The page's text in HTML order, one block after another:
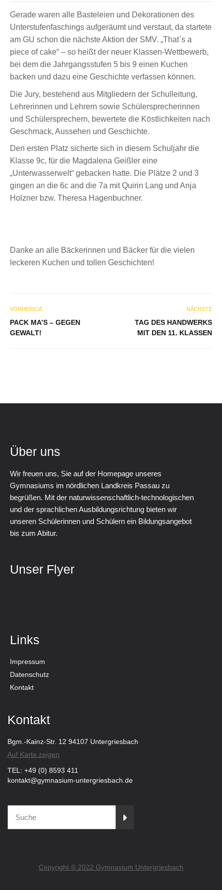
Gerade waren alle Basteleien und Dekorationen des
Unterstufenfaschings aufgeräumt und verstaut, da startete
am GU schon die nächste Aktion der SMV. „That`s a
piece of cake“ – so heißt der neuer Klassen-Wettbewerb,
bei dem die Jahrgangsstufen 5 bis 9 einen Kuchen
backen und dazu eine Geschichte verfassen können.
Die Jury, bestehend aus Mitgliedern der Schulleitung,
Lehrerinnen und Lehrern sowie Schülersprecherinnen
und Schülersprechern, bewertete die Köstlichkeiten nach
Geschmack, Aussehen und Geschichte.
Den ersten Platz sicherte sich in diesem Schuljahr die
Klasse 9c, für die Magdalena Geißler eine
„Unterwasserwelt“ gebacken hatte. Die Plätze 2 und 3
gingen an die 6c and die 7a mit Quirin Lang und Anja
Holzner bzw. Theresa Hagenbuchner.
Danke an alle Bäckerinnen und Bäcker für die vielen
leckeren Kuchen und tollen Geschichten!
VORHERIGE
PACK MA’S – GEGEN
GEWALT!
NÄCHSTE
TAG DES HANDWERKS
MIT DEN 11. KLASSEN
Über uns
Wir freuen uns, Sie auf der Homepage unseres
Gymnasiums im nördlichen Landkreis Passau zu
begrüßen. Mit der naturwissenschaftlich-technologischen
und der sprachlichen Ausbildungsrichtung bieten wir
unseren Schülerinnen und Schülern ein Bildungsangebot
bis zum Abitur.
Unser Flyer
Links
Impressum
Datenschutz
Kontakt
Kontakt
Bgm.-Kainz-Str. 12 94107 Untergriesbach
Auf Karte zeigen
TEL: +49 (0) 8593 411
kontakt@gymnasium-untergriesbach.de
Copyright © 2022 Gymnasium Untergriesbach